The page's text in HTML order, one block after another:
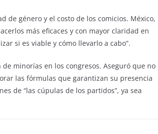
de género y el costo de los comicios. México,
más eficaces y con mayor claridad en
si es viable y cómo llevarlo a cabo”.
minorías en los congresos. Aseguró que no
las fórmulas que garantizan su presencia
de “las cúpulas de los partidos”, ya sea